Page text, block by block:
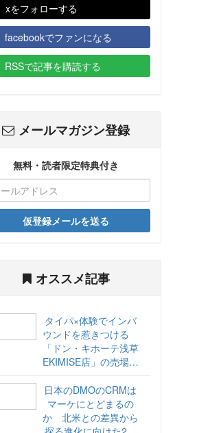
xをフォローする
facebookでファンになる
RSSで記事を購読する
メールマガジン登録
無料・読者限定特典付き
仮登録メールを送る
オススメ記事
タイパ×体験でインバ
ウンドを惹きつける
「ドン・キホーテ浅草
EKIMISE店」の売場づ
日本のDMOのCRMは
マーケにとどまるの
か 北米との差異から